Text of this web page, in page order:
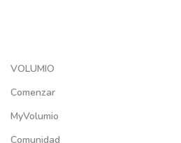
VOLUMIO
Comenzar
MyVolumio
Comunidad